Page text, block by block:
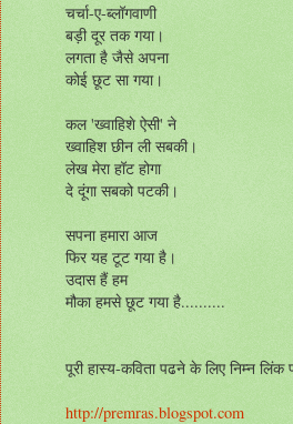
चर्चा-ए-ब्लॉगवाणी
बड़ी दूर तक गया।
लगता है जैसे अपना
कोई छूट सा गया।
कल 'ख्वाहिशे ऐसी' ने
ख्वाहिश छीन ली सबकी।
लेख मेरा हॉट होगा
दे दूंगा सबको पटकी।
सपना हमारा आज
फिर यह टूट गया है।
उदास हैं हम
मौका हमसे छूट गया है..........
पूरी हास्य-कविता पढने के लिए निम्न लिंक
http://premras.blogspot.com